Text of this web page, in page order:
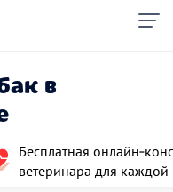
в
Бесплатная
ветеринара для